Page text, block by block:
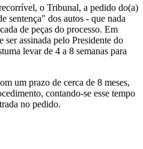
o Tribunal, a pedido do(a)
sentença" dos autos - que nada
de peças do processo. Em
ser assinada pelo Presidente do
levar de 4 a 8 semanas para
um prazo de cerca de 8 meses,
contando-se esse tempo
no pedido.